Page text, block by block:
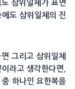
삼위일체가 표면
도 삼위일체의 진
그리고 삼위일체
라고 생각한다면,
하나인 요한복음